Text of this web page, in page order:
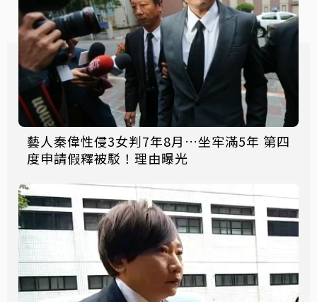
藝人秦偉性侵3女判7年8月…坐牢滿5年 第四
度申請假釋被駁！理由曝光